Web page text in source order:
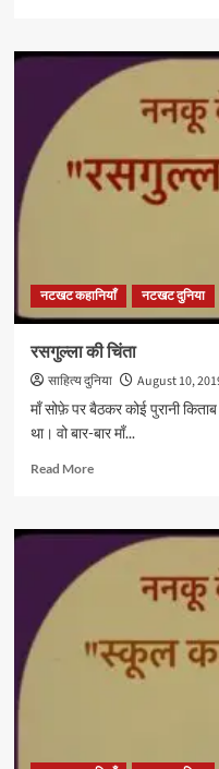
नाराज़
रसगुल्ला
नटखट कहानियाँ नटखट दुनिया
रसगुल्ला की चिंता
साहित्य दुनिया August 10,
माँ सोफ़े पर बैठकर कोई पुरानी
था। वो बार-बार माँ...
Read MoreRead
रसगुल्ला
चिंता